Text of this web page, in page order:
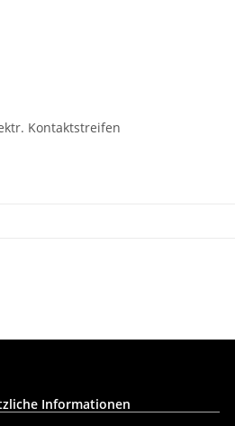
Kontaktstreifen
Informationen